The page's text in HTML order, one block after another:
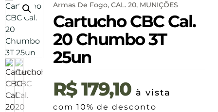
Armas De Fogo, CAL. 20, MUNIÇÕES
Cartucho CBC Cal.
20 Chumbo 3T
25un
R$179,10 à vista
com 10% de desconto